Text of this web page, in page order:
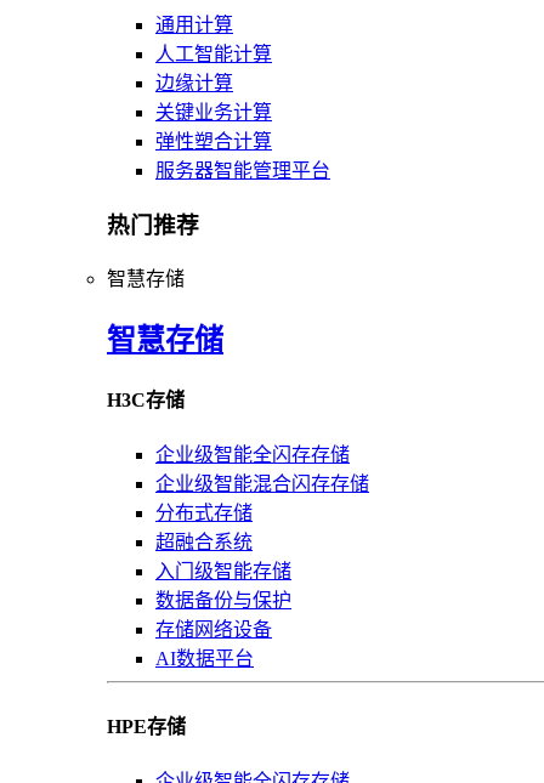
通用计算
人工智能计算
边缘计算
关键业务计算
弹性塑合计算
服务器智能管理平台
热门推荐
智慧存储
智慧存储
H3C存储
企业级智能全闪存存储
企业级智能混合闪存存储
分布式存储
超融合系统
入门级智能存储
数据备份与保护
存储网络设备
AI数据平台
HPE存储